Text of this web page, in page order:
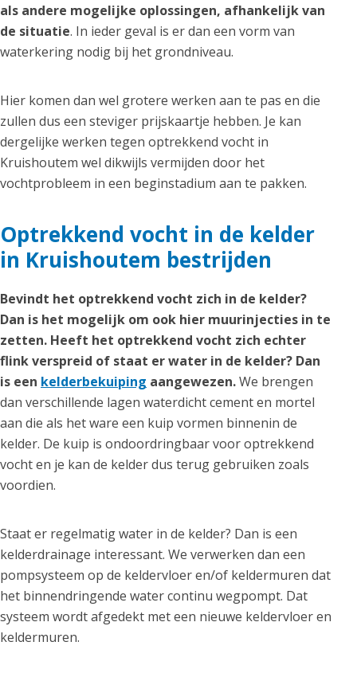
als andere mogelijke oplossingen, afhankelijk van
de situatie. In ieder geval is er dan een vorm van
waterkering nodig bij het grondniveau.
Hier komen dan wel grotere werken aan te pas en die
zullen dus een steviger prijskaartje hebben. Je kan
dergelijke werken tegen optrekkend vocht in
Kruishoutem wel dikwijls vermijden door het
vochtprobleem in een beginstadium aan te pakken.
Optrekkend vocht in de kelder
in Kruishoutem bestrijden
Bevindt het optrekkend vocht zich in de kelder?
Dan is het mogelijk om ook hier muurinjecties in te
zetten. Heeft het optrekkend vocht zich echter
flink verspreid of staat er water in de kelder? Dan
is een kelderbekuiping aangewezen.We brengen
dan verschillende lagen waterdicht cement en mortel
aan die als het ware een kuip vormen binnenin de
kelder. De kuip is ondoordringbaar voor optrekkend
vocht en je kan de kelder dus terug gebruiken zoals
voordien.
Staat er regelmatig water in de kelder? Dan is een
kelderdrainage interessant. We verwerken dan een
pompsysteem op de keldervloer en/of keldermuren dat
het binnendringende water continu wegpompt. Dat
systeem wordt afgedekt met een nieuwe keldervloer en
keldermuren.